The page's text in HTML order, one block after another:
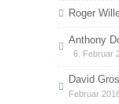
Roger
Anthony
6. Februar
David
Februar